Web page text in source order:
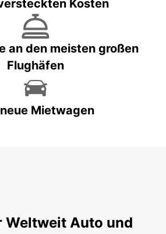
Kosten
an den meisten großen
Flughäfen
Mietwagen
Weltweit Auto und